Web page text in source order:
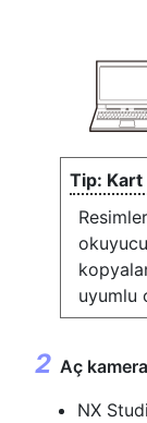
Kart
uyumlu
Aç
NX